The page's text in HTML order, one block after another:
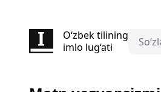
O‘zbek tilining
imlo lug‘ati